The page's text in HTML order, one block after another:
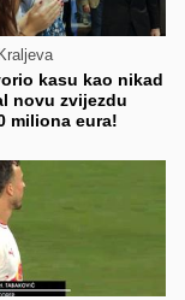
kasu kao nikad
novu zvijezdu
miliona eura!